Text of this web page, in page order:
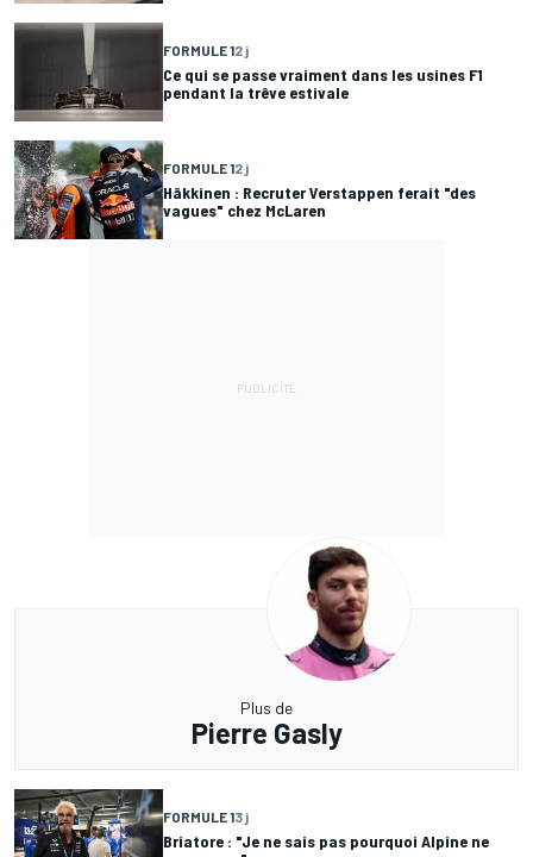
FORMULE 12 j
Ce qui se passe vraiment dans les usines F1
pendant la trêve estivale
FORMULE 12 j
Häkkinen : Recruter Verstappen ferait "des
vagues" chez McLaren
Plus de
Pierre Gasly
FORMULE 13 j
Briatore : "Je ne sais pas pourquoi Alpine ne